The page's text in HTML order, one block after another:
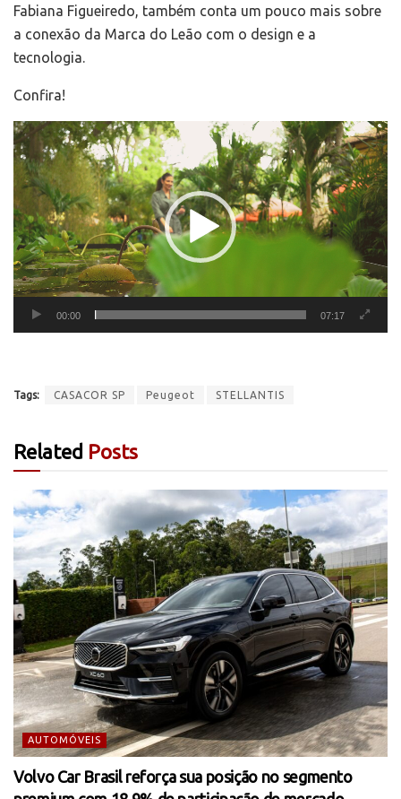
Fabiana Figueiredo, também conta um pouco mais sobre
a conexão da Marca do Leão com o design e a
tecnologia.
Confira!
Tocador
de
vídeo
00:00 07:17
Tags: CASACOR SP Peugeot STELLANTIS
Related Posts
AUTOMÓVEIS
Volvo Car Brasil reforça sua posição no segmento